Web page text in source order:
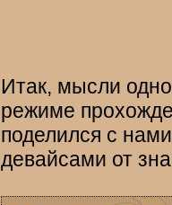
Итак, мысли
режиме
поделился с
девайсами от